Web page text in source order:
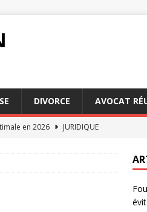
DIVORCE AVOCAT
en 2026
JURIDIQUE
réussi